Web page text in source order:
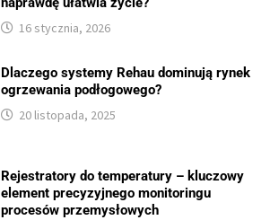
16 stycznia, 2026
Dlaczego systemy Rehau dominują rynek
ogrzewania podłogowego?
20 listopada, 2025
Rejestratory do temperatury – kluczowy
element precyzyjnego monitoringu
procesów przemysłowych